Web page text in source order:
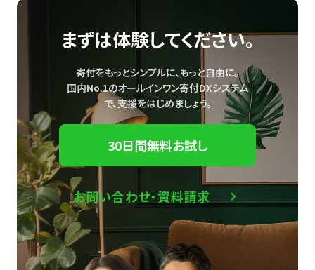
まずは体験してください。
寄付をもっとシンプルに、もっと自由に。
国内No.1のオールインワン寄付DXシステム
で、支援をはじめましょう。
30日間無料お試し
お問い合わせ・資料請求